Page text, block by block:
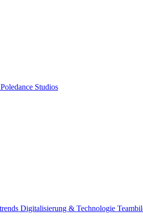
Studios
Digitalisierung & Technologie